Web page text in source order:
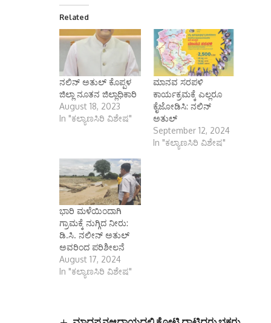
Related
ನಲಿನ್ ಅತುಲ್ ಕೊಪ್ಪಳ
ಜಿಲ್ಲಾ ನೂತನ ಜಿಲ್ಲಾಧಿಕಾರಿ
August 18, 2023
In "ಕಲ್ಯಾಣಸಿರಿ ವಿಶೇಷ"
ಮಾನವ ಸರಪಳಿ
ಕಾರ್ಯಕ್ರಮಕ್ಕೆ ಎಲ್ಲರೂ
ಕೈಜೋಡಿಸಿ: ನಲಿನ್
ಅತುಲ್
September 12, 2024
In "ಕಲ್ಯಾಣಸಿರಿ ವಿಶೇಷ"
ಭಾರಿ ಮಳೆಯಿಂದಾಗಿ
ಗ್ರಾಮಕ್ಕೆ ನುಗ್ಗಿದ ನೀರು:
ಡಿ.ಸಿ. ನಲೀನ್ ಅತುಲ್
ಅವರಿಂದ ಪರಿಶೀಲನೆ
August 17, 2024
In "ಕಲ್ಯಾಣಸಿರಿ ವಿಶೇಷ"